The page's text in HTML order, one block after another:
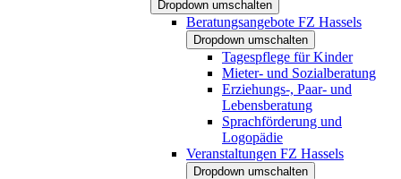
Dropdown umschalten
Beratungsangebote FZ Hassels
Dropdown umschalten
Tagespflege für Kinder
Mieter- und Sozialberatung
Erziehungs-, Paar- und
Lebensberatung
Sprachförderung und
Logopädie
Veranstaltungen FZ Hassels
Dropdown umschalten